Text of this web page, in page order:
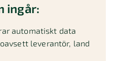
ingår:
automatiskt data
leverantör, land